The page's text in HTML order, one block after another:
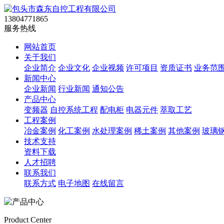
13804771865
服务热线
网站首页
关于我们
企业简介 企业文化 企业视频 许可项目 资质证书 业务范围
新闻中心
企业新闻 行业新闻 通知公告
产品中心
变频器 自控系统工程 配电柜 电器元件 萃取工艺
工程案例
冶金案例 化工案例 水处理案例 稀土案例 其他案例 玻璃
技术支持
资料下载
人才招聘
联系我们
联系方式 电子地图 在线留言
Product Center